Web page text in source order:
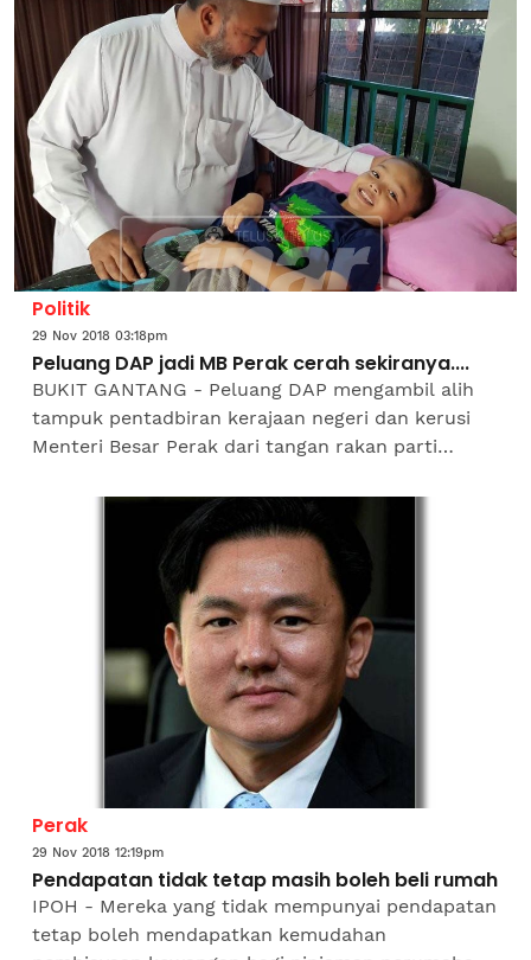
Politik
29 Nov 2018 03:18pm
Peluang DAP jadi MB Perak cerah sekiranya....
BUKIT GANTANG - Peluang DAP mengambil alih
tampuk pentadbiran kerajaan negeri dan kerusi
Menteri Besar Perak dari tangan rakan parti
mereka berjaya...
Perak
29 Nov 2018 12:19pm
Pendapatan tidak tetap masih boleh beli rumah
IPOH - Mereka yang tidak mempunyai pendapatan
tetap boleh mendapatkan kemudahan